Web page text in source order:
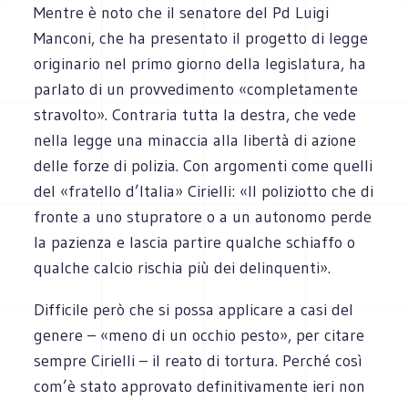
Mentre è noto che il senatore del Pd Luigi
Manconi, che ha presentato il progetto di legge
originario nel primo giorno della legislatura, ha
parlato di un provvedimento «completamente
stravolto». Contraria tutta la destra, che vede
nella legge una minaccia alla libertà di azione
delle forze di polizia. Con argomenti come quelli
del «fratello d’Italia» Cirielli: «Il poliziotto che di
fronte a uno stupratore o a un autonomo perde
la pazienza e lascia partire qualche schiaffo o
qualche calcio rischia più dei delinquenti».
Difficile però che si possa applicare a casi del
genere – «meno di un occhio pesto», per citare
sempre Cirielli – il reato di tortura. Perché così
com’è stato approvato definitivamente ieri non